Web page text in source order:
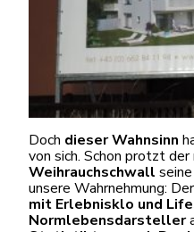
Doch dieser Wahnsinn
von sich. Schon protzt der
Weihrauchschwall seine
unsere Wahrnehmung:
mit Erlebnisklo und
Normlebensdarsteller